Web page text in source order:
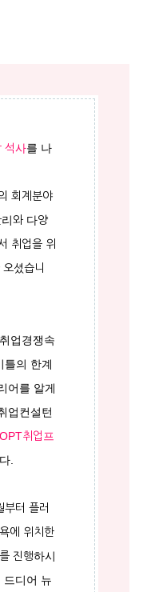
석사를 나
회계분야
와 다양
취업을 위
셨습니
업경쟁속
틀의 한계
어를 알게
업컨설턴
OPT취업프
.
터 플러
에 위치한
진행하시
드디어 뉴